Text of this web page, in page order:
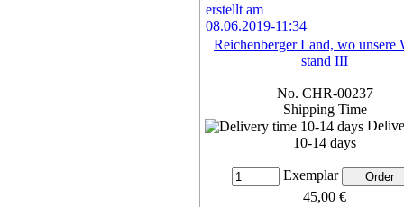
Reichenberger Land, wo unsere
stand III
No. CHR-00237
Shipping Time
10-14 days
Exemplar
45,00 €